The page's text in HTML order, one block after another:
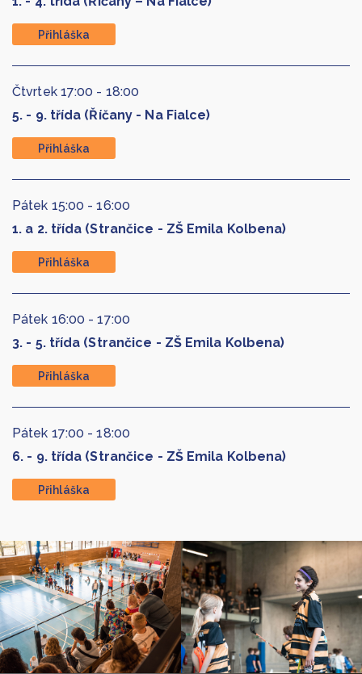
Přihláška
Čtvrtek 17:00 - 18:00
5. - 9. třída (Říčany - Na Fialce)
Přihláška
Pátek 15:00 -16:00
1. a 2. třída (Strančice - ZŠ Emila Kolbena)
Přihláška
Pátek 16:00 -17:00
3. - 5. třída (Strančice - ZŠ Emila Kolbena)
Přihláška
Pátek 17:00 -18:00
6. - 9. třída (Strančice - ZŠ Emila Kolbena)
Přihláška
Galerie 1